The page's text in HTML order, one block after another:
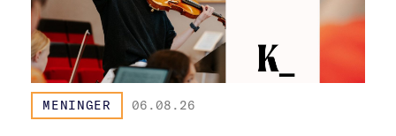
MENINGER 06.08.26